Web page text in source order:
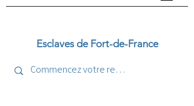
Esclaves de Fort-de-France